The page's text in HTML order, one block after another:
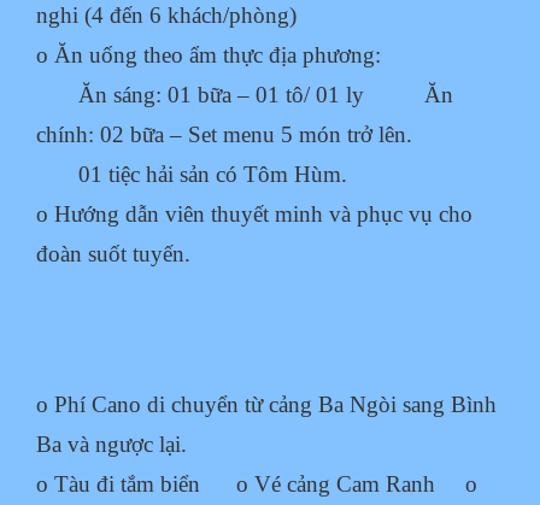
nghi (4 đến 6 khách/phòng)
o Ăn uống theo ẩm thực địa phương:
Ăn sáng: 01 bữa – 01 tô/ 01 ly Ăn
chính: 02 bữa – Set menu 5 món trở lên.
01 tiệc hải sản có Tôm Hùm.
o Hướng dẫn viên thuyết minh và phục vụ cho
đoàn suốt tuyến.
o Phí Cano di chuyển từ cảng Ba Ngòi sang Bình
Ba và ngược lại.
o Tàu đi tắm biển o Vé cảng Cam Ranh o